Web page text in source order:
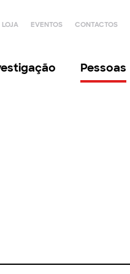
LOJA EVENTOS CONTACTOS
Pessoas